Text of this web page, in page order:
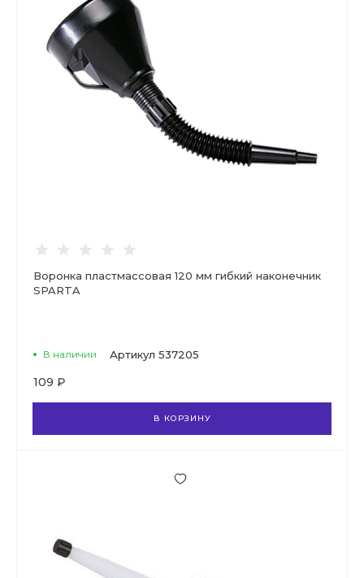
Воронка пластмассовая 120 мм гибкий наконечник
SPARTA
В наличии Артикул 537205
109 ₽
В КОРЗИНУ